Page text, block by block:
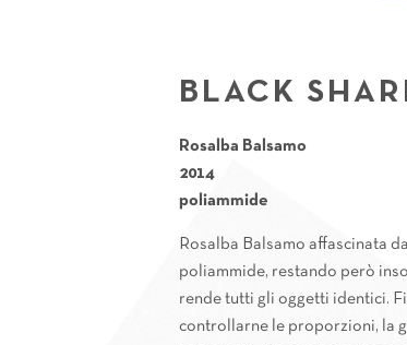
BLACK
Rosalba Balsamo
2014
poliammide
Rosalba Balsamo affascinata
poliammide, restando però
rende tutti gli oggetti identici.
controllarne le proporzioni, la